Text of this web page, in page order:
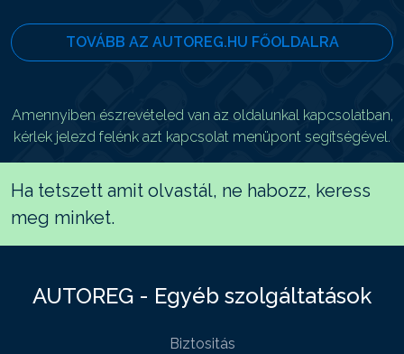
TOVÁBB AZ AUTOREG.HU FŐOLDALRA
Amennyiben észrevételed van az oldalunkal kapcsolatban,
kérlek jelezd felénk azt kapcsolat menüpont segítségével.
Ha tetszett amit olvastál, ne habozz, keress
meg minket.
AUTOREG - Egyéb szolgáltatások
Biztositás